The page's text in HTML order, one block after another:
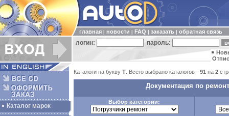
главная новости FAQ заказать обратная связь
логин: пароль:
Каталог марок
Каталоги на букву T . Всего выбрано каталогов - 91 на 2
Документация по
Выбор категории: